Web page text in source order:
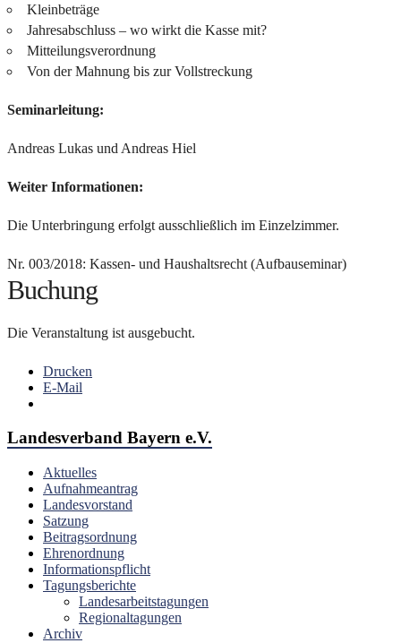
Kleinbeträge
Jahresabschluss – wo wirkt die Kasse mit?
Mitteilungsverordnung
Von der Mahnung bis zur Vollstreckung
Seminarleitung:
Andreas Lukas und Andreas Hiel
Weiter Informationen:
Die Unterbringung erfolgt ausschließlich im Einzelzimmer.
Nr. 003/2018: Kassen- und Haushaltsrecht (Aufbauseminar)
Buchung
Die Veranstaltung ist ausgebucht.
Drucken
E-Mail
Landesverband Bayern e.V.
Aktuelles
Aufnahmeantrag
Landesvorstand
Satzung
Beitragsordnung
Ehrenordnung
Informationspflicht
Tagungsberichte
Landesarbeitstagungen
Regionaltagungen
Archiv